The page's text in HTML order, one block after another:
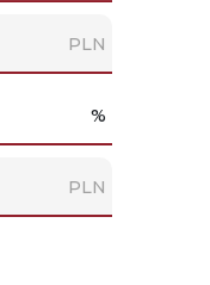
PLN
%
PLN